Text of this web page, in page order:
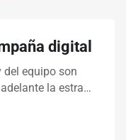
digital
del equipo son
la estra…